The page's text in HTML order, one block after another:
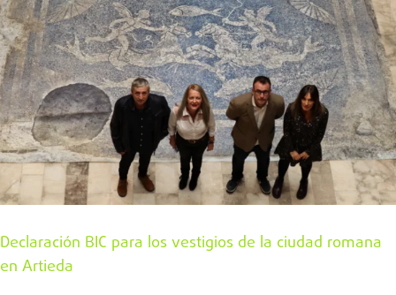
Declaración BIC para los vestigios de la ciudad romana
en Artieda